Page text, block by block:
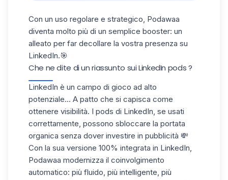
Con un uso regolare e strategico, Podawaa
diventa molto più di un semplice booster: un
alleato per far decollare la vostra presenza su
LinkedIn.🎯
Che ne dite di un riassunto sui LinkedIn pods ?
LinkedIn è un campo di gioco ad alto
potenziale... A patto che si capisca come
ottenere visibilità. I pods di LinkedIn, se usati
correttamente, possono sbloccare la portata
organica senza dover investire in pubblicità 💸
Con la sua versione 100% integrata in LinkedIn,
Podawaa modernizza il coinvolgimento
automatico: più fluido, più intelligente, più